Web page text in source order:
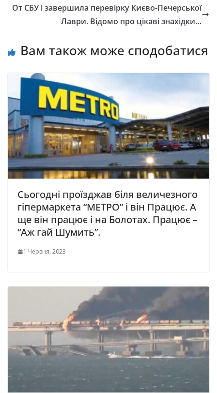
От СБУ і завершила перевірку Києво-Печерської
Лаври. Відомо про цікаві знахідки…
Вам також може сподобатися
Сьогодні проїзджав біля величезного
гіпермаркета “МЕТРО” і він Працює. А
ще він працює і на Болотах. Працює –
“Аж гай Шумить”.
1 Червня, 2023